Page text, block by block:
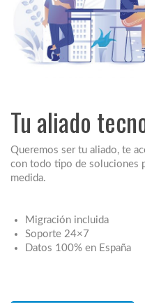
Tu aliado
Queremos ser tu aliado, te
con todo tipo de soluciones
medida.
Migración incluida
Soporte 24×7
Datos 100% en España